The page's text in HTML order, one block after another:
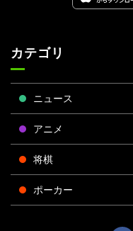
カテゴリ
ニュース
アニメ
将棋
ポーカー